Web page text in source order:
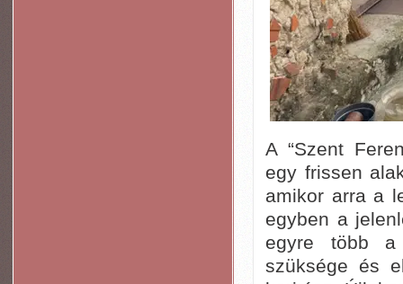
A “Szent
egy frissen
amikor arra a
egyben a
egyre több a
szüksége és